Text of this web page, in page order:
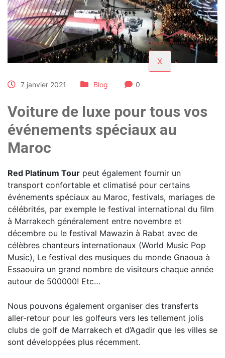
BLOG
CONTACT
X
7 janvier 2021 Blog 0
Voiture de luxe pour tous vos
événements spéciaux au
Maroc
Red Platinum Tour peut également fournir un
transport confortable et climatisé pour certains
événements spéciaux au Maroc, festivals, mariages de
célébrités, par exemple le festival international du film
à Marrakech généralement entre novembre et
décembre ou le festival Mawazin à Rabat avec de
célèbres chanteurs internationaux (World Music Pop
Music), Le festival des musiques du monde Gnaoua à
Essaouira un grand nombre de visiteurs chaque année
autour de 500000! Etc…
Nous pouvons également organiser des transferts
aller-retour pour les golfeurs vers les tellement jolis
clubs de golf de Marrakech et d’Agadir que les villes se
sont développées plus récemment.